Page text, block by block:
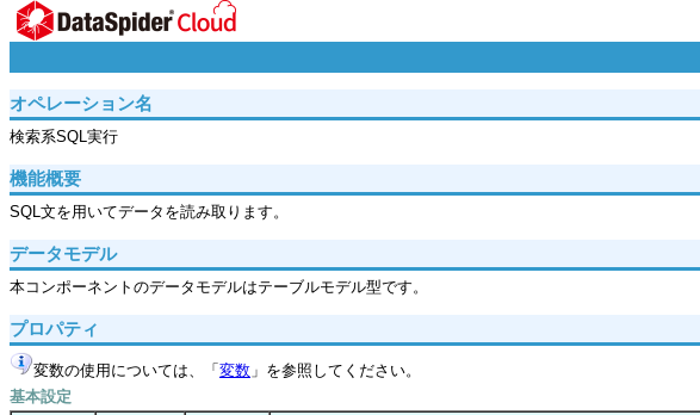
オペレーション名
検索系SQL実行
機能概要
SQL文を用いてデータを読み取ります。
データモデル
本コンポーネントのデータモデルはテーブルモデル型です。
プロパティ
変数の使用については、「 変数 」を参照してください。
基本設定